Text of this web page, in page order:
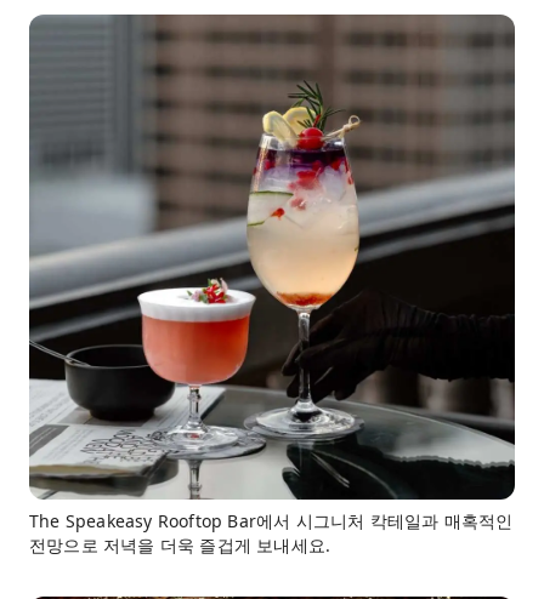
The Speakeasy Rooftop Bar에서 시그니처 칵테일과 매혹적인
전망으로 저녁을 더욱 즐겁게 보내세요.